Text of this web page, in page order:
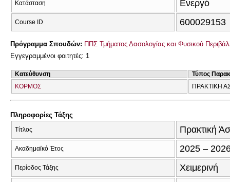
Κατάσταση Ενεργό
Course ID 600029153
Πρόγραμμα Σπουδών: ΠΠΣ Τμήματος Δασολογίας και Φυσικού
Εγγεγραμμένοι φοιτητές: 1
Κατεύθυνση
Τύπος
ΚΟΡΜΟΣ
ΠΡΑΚΤΙΚΗ
Πληροφορίες Τάξης
Τίτλος Πρακτική
Ακαδημαϊκό Έτος 2025 –
Περίοδος Τάξης Χειμερινή